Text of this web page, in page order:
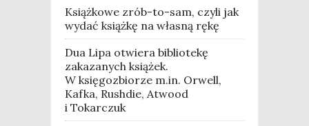
Książkowe zrób-to-sam, czyli jak
wydać książkę na własną rękę
Dua Lipa otwiera bibliotekę
zakazanych książek.
W księgozbiorze m.in. Orwell,
Kafka, Rushdie, Atwood
i Tokarczuk